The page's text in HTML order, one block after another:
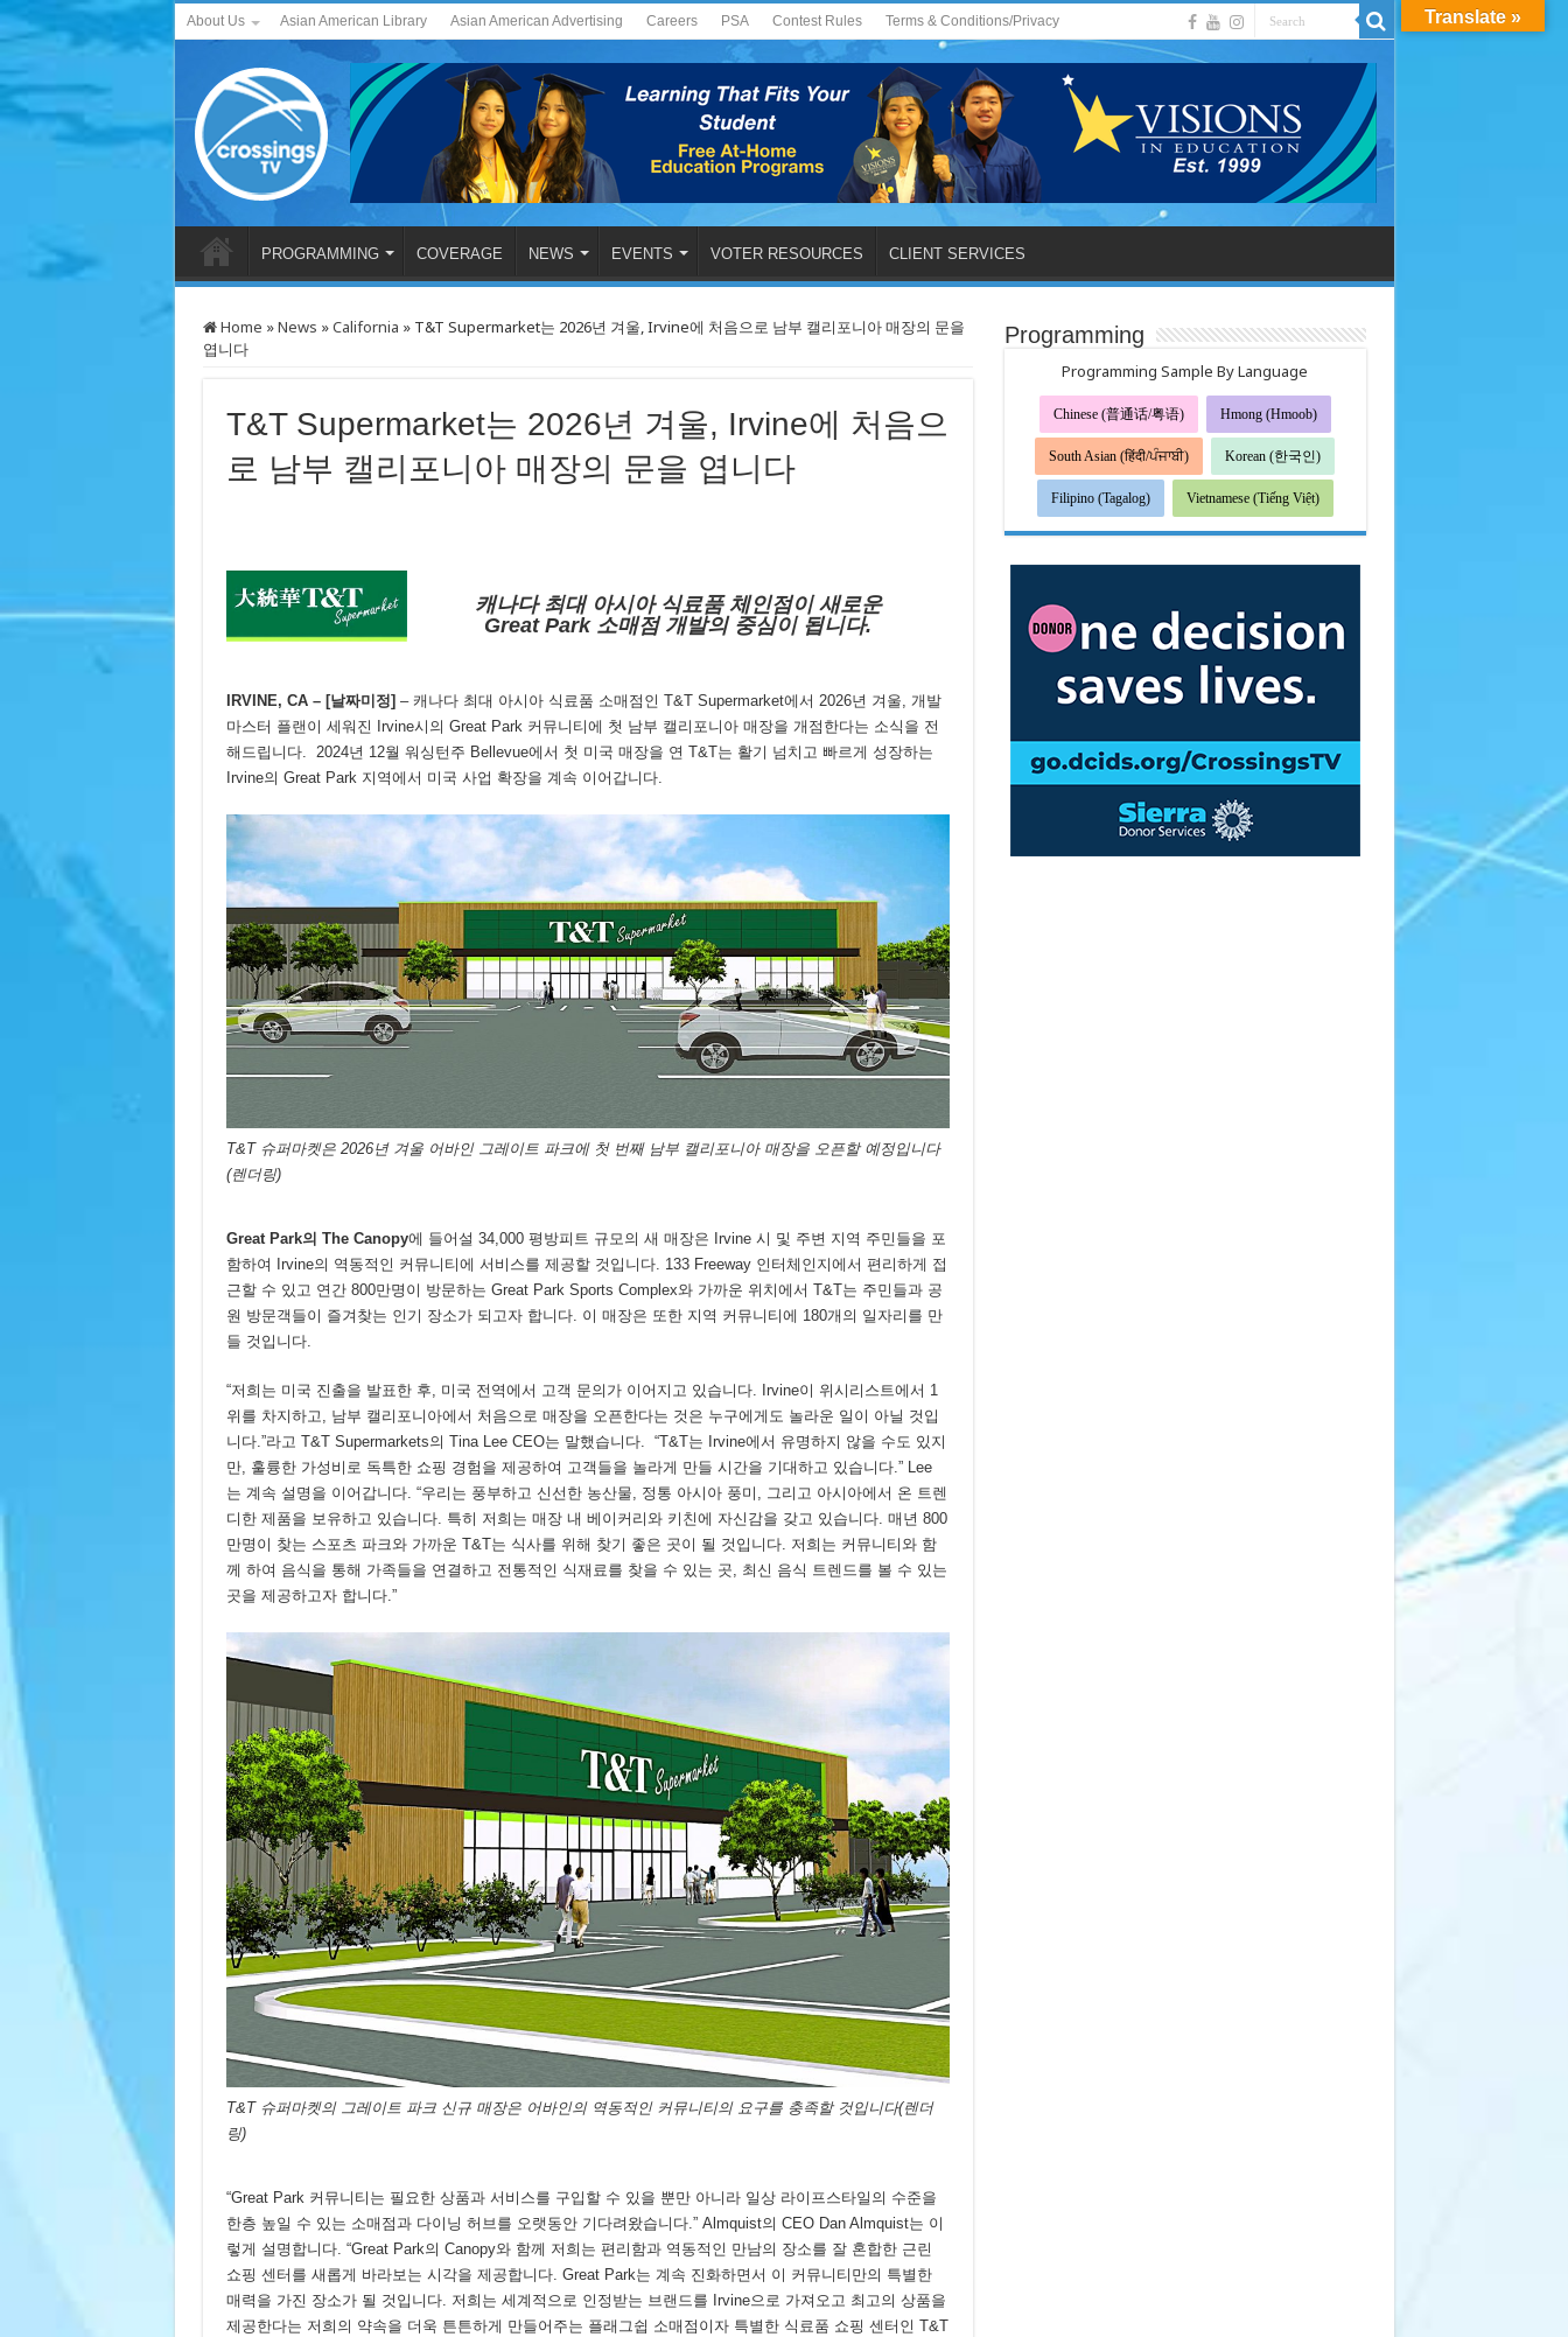
About Us Asian American Library Asian American Advertising Careers PSA Contest Rules Terms & Conditions/Privacy
PROGRAMMING COVERAGE NEWS EVENTS VOTER RESOURCES CLIENT SERVICES
Home »News »California » T&T Supermarket는 2026년 겨울, Irvine에 처음으로 남부 캘리포니아 매장의 문을
엽니다
T&T Supermarket는 2026년 겨울, Irvine에 처음으
로 남부 캘리포니아 매장의 문을 엽니다
캐나다 최대 아시아 식료품 체인점이 새로운
Great Park 소매점 개발의 중심이 됩니다.
IRVINE, CA – [날짜미정] – 캐나다 최대 아시아 식료품 소매점인 T&T Supermarket에서 2026년 겨울, 개발
마스터 플랜이 세워진 Irvine시의 Great Park 커뮤니티에 첫 남부 캘리포니아 매장을 개점한다는 소식을 전
해드립니다. 2024년 12월 워싱턴주 Bellevue에서 첫 미국 매장을 연 T&T는 활기 넘치고 빠르게 성장하는
Irvine의 Great Park 지역에서 미국 사업 확장을 계속 이어갑니다.
T&T 슈퍼마켓은 2026년 겨울 어바인 그레이트 파크에 첫 번째 남부 캘리포니아 매장을 오픈할 예정입니다
(렌더링)
Great Park의 The Canopy에 들어설 34,000 평방피트 규모의 새 매장은 Irvine 시 및 주변 지역 주민들을 포
함하여 Irvine의 역동적인 커뮤니티에 서비스를 제공할 것입니다. 133 Freeway 인터체인지에서 편리하게 접
근할 수 있고 연간 800만명이 방문하는 Great Park Sports Complex와 가까운 위치에서 T&T는 주민들과 공
원 방문객들이 즐겨찾는 인기 장소가 되고자 합니다. 이 매장은 또한 지역 커뮤니티에 180개의 일자리를 만
들 것입니다.
“저희는 미국 진출을 발표한 후, 미국 전역에서 고객 문의가 이어지고 있습니다. Irvine이 위시리스트에서 1
위를 차지하고, 남부 캘리포니아에서 처음으로 매장을 오픈한다는 것은 누구에게도 놀라운 일이 아닐 것입
니다.”라고 T&T Supermarkets의 Tina Lee CEO는 말했습니다. “T&T는 Irvine에서 유명하지 않을 수도 있지
만, 훌륭한 가성비로 독특한 쇼핑 경험을 제공하여 고객들을 놀라게 만들 시간을 기대하고 있습니다.” Lee
는 계속 설명을 이어갑니다. “우리는 풍부하고 신선한 농산물, 정통 아시아 풍미, 그리고 아시아에서 온 트렌
디한 제품을 보유하고 있습니다. 특히 저희는 매장 내 베이커리와 키친에 자신감을 갖고 있습니다. 매년 800
만명이 찾는 스포츠 파크와 가까운 T&T는 식사를 위해 찾기 좋은 곳이 될 것입니다. 저희는 커뮤니티와 함
께 하여 음식을 통해 가족들을 연결하고 전통적인 식재료를 찾을 수 있는 곳, 최신 음식 트렌드를 볼 수 있는
곳을 제공하고자 합니다.”
T&T 슈퍼마켓의 그레이트 파크 신규 매장은 어바인의 역동적인 커뮤니티의 요구를 충족할 것입니다(렌더
링)
“Great Park 커뮤니티는 필요한 상품과 서비스를 구입할 수 있을 뿐만 아니라 일상 라이프스타일의 수준을
한층 높일 수 있는 소매점과 다이닝 허브를 오랫동안 기다려왔습니다.” Almquist의 CEO Dan Almquist는 이
렇게 설명합니다. “Great Park의 Canopy와 함께 저희는 편리함과 역동적인 만남의 장소를 잘 혼합한 근린
쇼핑 센터를 새롭게 바라보는 시각을 제공합니다. Great Park는 계속 진화하면서 이 커뮤니티만의 특별한
매력을 가진 장소가 될 것입니다. 저희는 세계적으로 인정받는 브랜드를 Irvine으로 가져오고 최고의 상품을
제공한다는 저희의 약속을 더욱 튼튼하게 만들어주는 플래그쉽 소매점이자 특별한 식료품 쇼핑 센터인 T&T
Programming
Programming Sample By Language
Chinese (普通话/粤语) Hmong (Hmoob)
South Asian (हिंदी/ਪੰਜਾਬੀ) Korean (한국인)
Filipino (Tagalog) Vietnamese (Tiếng Việt)
Translate »